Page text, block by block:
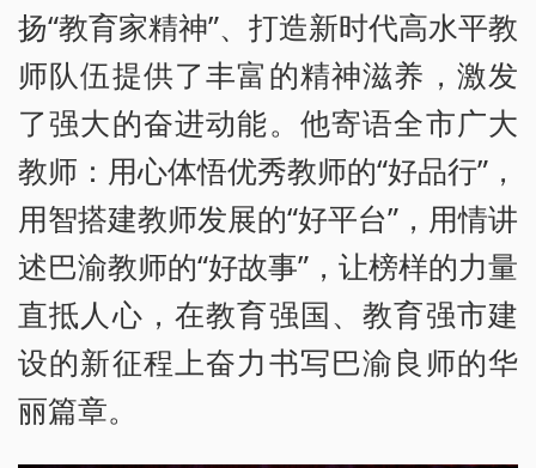
扬“教育家精神”、打造新时代高水平教
师队伍提供了丰富的精神滋养，激发
了强大的奋进动能。他寄语全市广大
教师：用心体悟优秀教师的“好品行”，
用智搭建教师发展的“好平台”，用情讲
述巴渝教师的“好故事”，让榜样的力量
直抵人心，在教育强国、教育强市建
设的新征程上奋力书写巴渝良师的华
丽篇章。